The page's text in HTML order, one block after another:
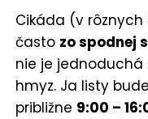
Cikáda (v
často zo spodnej
nie je jednoduchá
hmyz. Ja listy
približne 9:00 –